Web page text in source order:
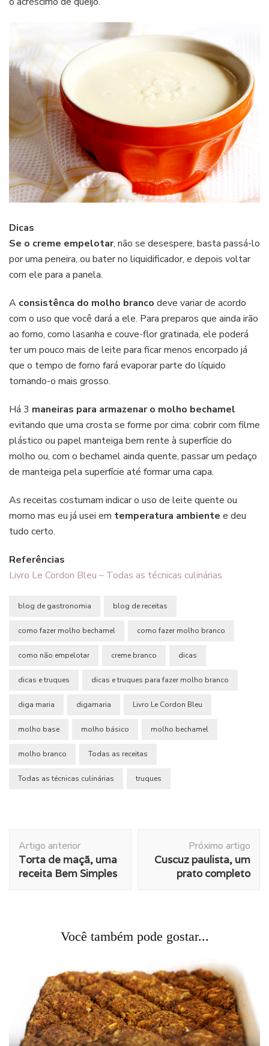
Dicas
Se o creme empelotar, não se desespere, basta passá-lo
por uma peneira, ou bater no liquidificador, e depois voltar
com ele para a panela.
A consistênca do molho branco deve variar de acordo
com o uso que você dará a ele. Para preparos que ainda irão
ao forno, como lasanha e couve-flor gratinada, ele poderá
ter um pouco mais de leite para ficar menos encorpado já
que o tempo de forno fará evaporar parte do líquido
tornando-o mais grosso.
Há 3 maneiras para armazenar o molho bechamel
evitando que uma crosta se forme por cima: cobrir com filme
plástico ou papel manteiga bem rente à superfície do
molho ou, com o bechamel ainda quente, passar um pedaço
de manteiga pela superfície até formar uma capa.
As receitas costumam indicar o uso de leite quente ou
morno mas eu já usei em temperatura ambiente e deu
tudo certo.
Referências
Livro Le Cordon Bleu – Todas as técnicas culinárias
blog de gastronomia blog de receitas
como fazer molho bechamel como fazer molho branco
como não empelotar creme branco dicas
dicas e truques dicas e truques para fazer molho branco
diga maria digamaria Livro Le Cordon Bleu
molho base molho básico molho bechamel
molho branco Todas as receitas
Todas as técnicas culinárias truques
de
post
Artigo anterior
Torta de maçã, uma
receita Bem Simples
Próximo artigo
Cuscuz paulista, um
prato completo
Você também pode gostar...